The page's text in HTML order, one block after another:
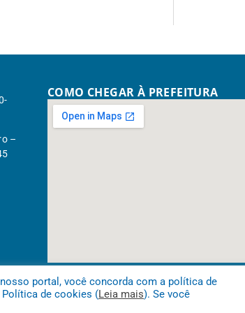
–
COMO CHEGAR À PREFEITURA
portal, você concorda com a política de
de cookies (Leia mais). Se você